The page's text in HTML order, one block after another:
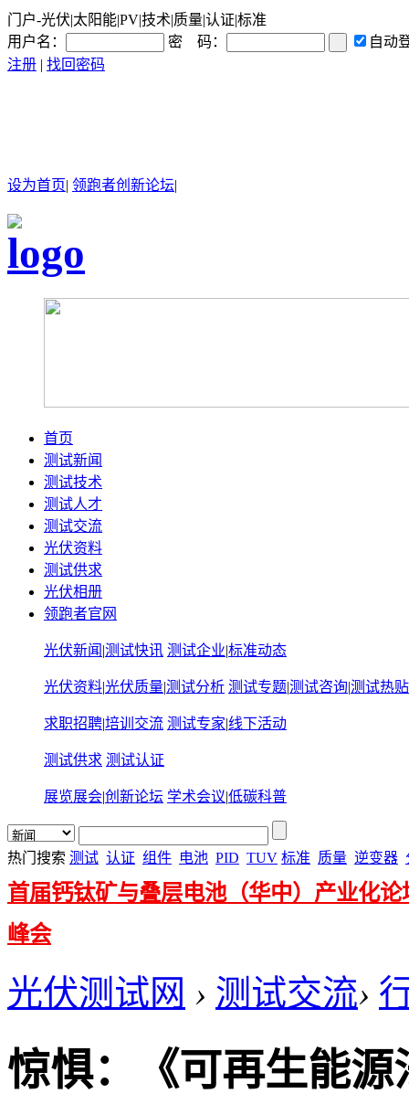
门户-光伏|太阳能|PV|技术|质量|认证|标准
用户名：
密 码：
自动
注册 | 找回密码
设为首页| 领跑者创新论坛|
首页
测试新闻
测试技术
测试人才
测试交流
光伏资料
测试供求
光伏相册
领跑者官网
光伏新闻 |测试快讯 测试企业|标准动态
光伏资料|光伏质量|测试分析 测试专题|测试咨询|测试热贴
求职招聘|培训交流 测试专家|线下活动
测试供求 测试认证
展览展会|创新论坛 学术会议|低碳科普
热门搜索 测试 认证 组件 电池 PID TUV 标准 质量 逆变器
首届钙钛矿与叠层电池（华中）产业化论
峰会
光伏测试网 › 测试交流›
惊惧：《可再生能